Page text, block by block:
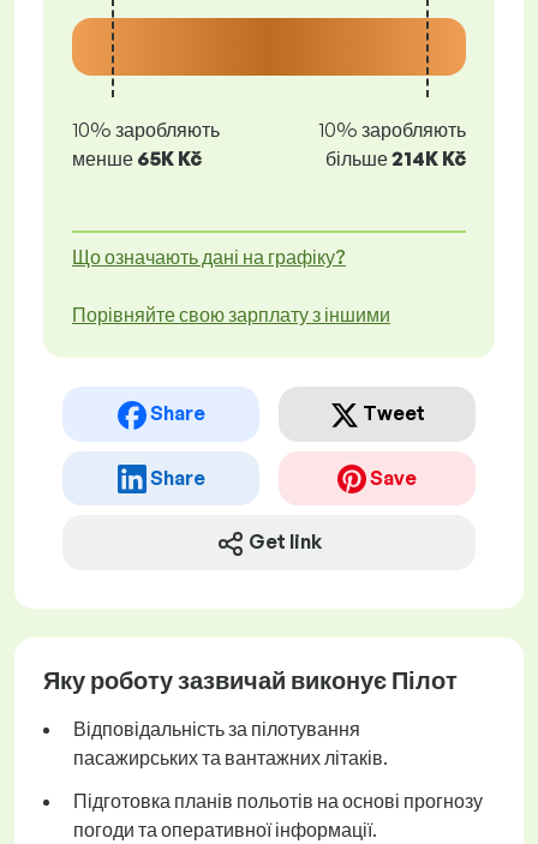
10% заробляють
менше 65K Kč
10% заробляють
більше214K Kč
Що означають дані на графіку?
Порівняйте свою зарплату з іншими
Share Tweet
Share Save
Get link
Яку роботу зазвичай виконує Пілот
Відповідальність за пілотування
пасажирських та вантажних літаків.
Підготовка планів польотів на основі прогнозу
погоди та оперативної інформації.